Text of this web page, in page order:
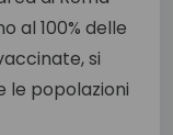
al 100% delle
si
le popolazioni